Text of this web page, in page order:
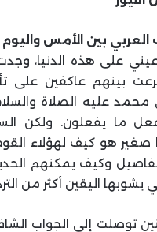
العربي بين الأمس واليوم
على هذه الدنيا،
بينهم عاكفين على
محمد عليه الصلاة
ما يفعلون. ولكن
صغير هو كيف لهؤلاء
وكيف يمكنهم
يشوبها اليقين أكثر من
توصلت إلى الجواب